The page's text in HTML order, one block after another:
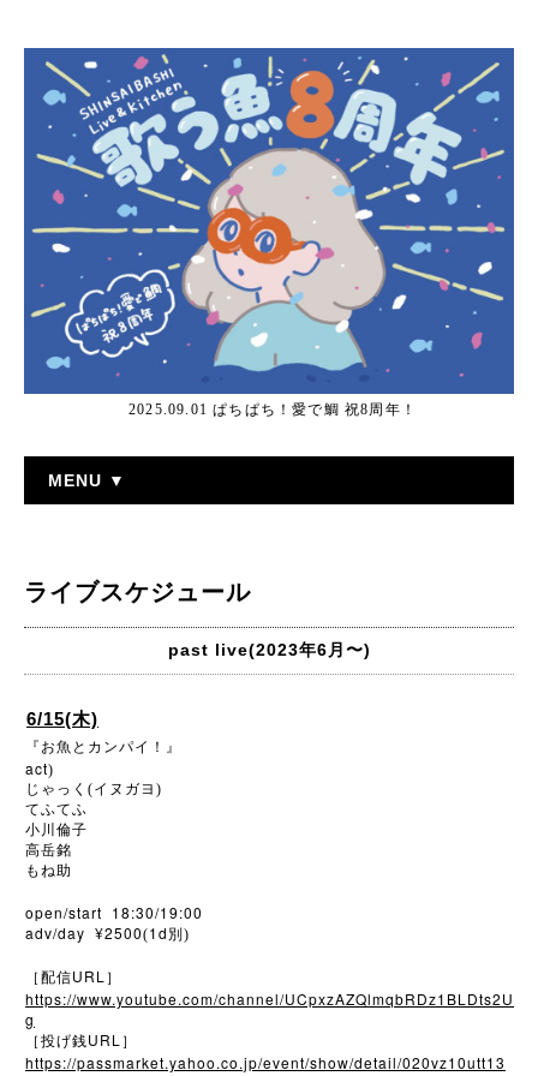
2025.09.01 ぱちぱち！愛で鯛 祝8周年！
MENU ▼
ライブスケジュール
past live(2023年6月〜)
6/15(木)
『お魚とカンパイ！』
act)
じゃっく(イヌガヨ)
てふてふ
小川倫子
高岳銘
もね助
open/start 18:30/19:00
adv/day ¥2500(1d 別)
［配信URL ］
https://www.youtube.com/channel/UCpxzAZQlmqbRDz1BLDts2U
g
［投げ銭URL ］
https://passmarket.yahoo.co.jp/event/show/detail/020vz10utt13